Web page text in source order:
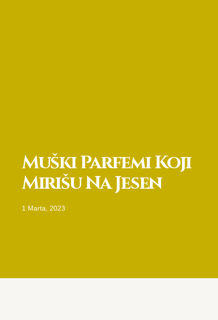
Muški Parfemi Koji
Mirišu Na Jesen
1 Marta, 2023